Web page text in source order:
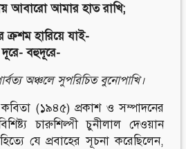
আবারো আমার হাত রাখি;
ক্রশম হারিয়ে যাই-
দূরে- বহুদূরে-
অঞ্চলে সুপরিচিত বুনোপাখি।
(১৯৪৫) প্রকাশ ও সম্পাদনের
চারুশিল্পী চুনীলাল দেওয়ান
যে প্রবাহের সূচনা করেছিলেন,